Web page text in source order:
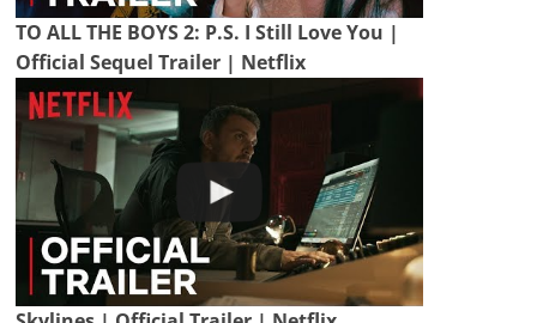
TO ALL THE BOYS 2: P.S. I Still Love You |
Official Sequel Trailer | Netflix